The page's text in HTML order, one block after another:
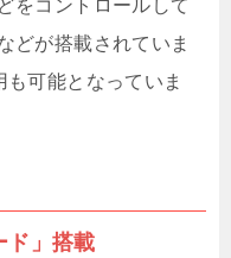
をコントロールして
どが搭載されていま
可能となっていま
ド」搭載